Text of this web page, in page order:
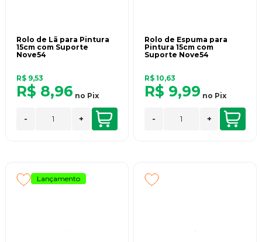
Rolo de Lã para Pintura
15cm com Suporte
Nove54
R$ 9,53
R$ 8,96 no Pix
- +
Rolo de Espuma para
Pintura 15cm com
Suporte Nove54
R$ 10,63
R$ 9,99 no Pix
- +
Lançamento